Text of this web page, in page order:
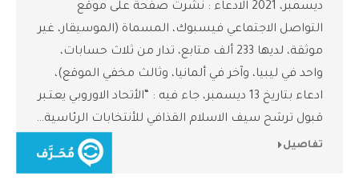
ديسمبر، 2021 الادعاء : نشرت صفحة على موقع
التواصل الاجتماعي فيسبوك، المسماة (الموسيقار، غير
موثقة، لديها 233 ألف متابع، تدار من ثلاث حسابات،
واحد في ليبيا، وآخر في ألمانيا، وثالث مخفي الموقع)،
ادعاء بتاريخ 13 ديسمبر، جاء فيه : “الأتحاد الاوروبي يعتـبر
قبول ترشح سيف الاسلام القذافي للأنتخابات الرئاسية…
تفاصيل